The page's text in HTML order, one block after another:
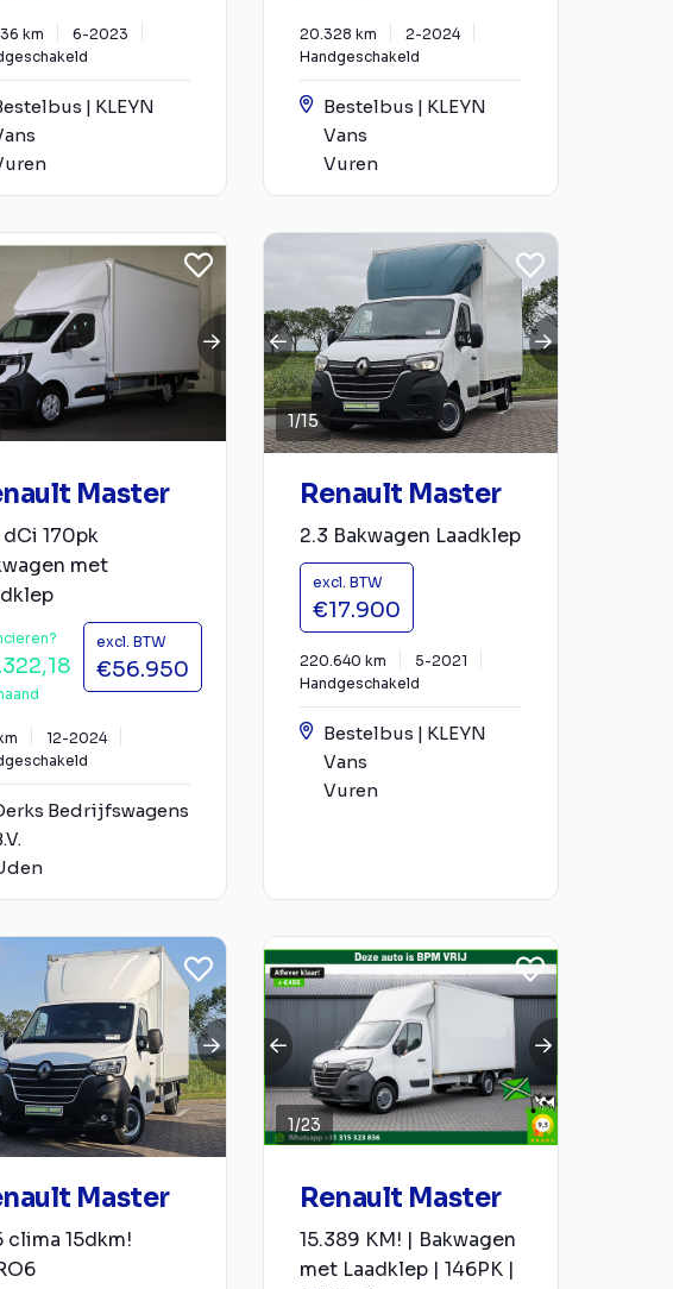
km
6-2023
| KLEYN
20.328 km
2-2024
Handgeschakeld
Bestelbus | KLEYN
Vans
Vuren
Master
170pk
met
excl. BTW
€56.950
12-2024
Bedrijfswagens
1/15
Renault Master
2.3 Bakwagen Laadklep
excl. BTW
€17.900
220.640 km
5-2021
Handgeschakeld
Bestelbus | KLEYN
Vans
Vuren
Master
clima 15dkm!
1/23
Renault Master
15.389 KM! | Bakwagen
met Laadklep | 146PK |